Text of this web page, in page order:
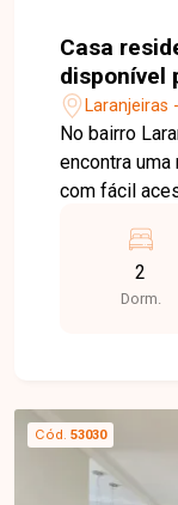
Casa
disponível
Laranjeiras
No bairro
encontra
com fácil
farmácias e
praticidade e
para
quem busca
imóvel não
para quem
2
Dorm.
Cód. 53030